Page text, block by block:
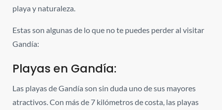
playa y naturaleza.
Estas son algunas de lo que no te puedes perder al visitar
Gandía:
Playas en Gandía:
Las playas de Gandía son sin duda uno de sus mayores
atractivos. Con más de 7 kilómetros de costa, las playas